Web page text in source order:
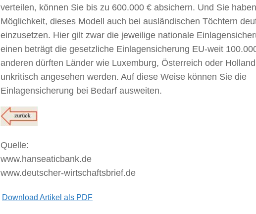
verteilen, können Sie bis zu 600.000 € absichern. Und Sie
Möglichkeit, dieses Modell auch bei ausländischen Töchtern
einzusetzen. Hier gilt zwar die jeweilige nationale
einen beträgt die gesetzliche Einlagensicherung EU-weit
anderen dürften Länder wie Luxemburg, Österreich oder
unkritisch angesehen werden. Auf diese Weise können Sie die
Einlagensicherung bei Bedarf ausweiten.
Quelle:
www.deutscher-wirtschaftsbrief.de
Download Artikel als PDF